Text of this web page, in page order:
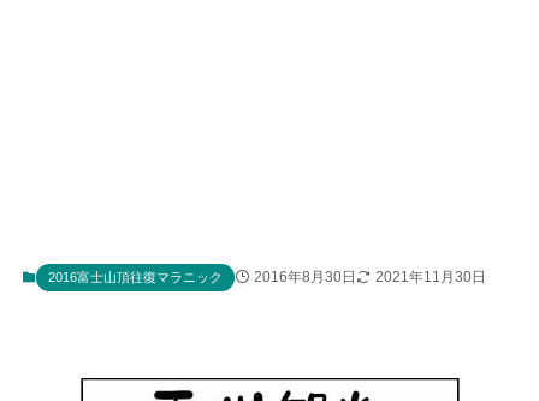
2016富士山頂往復マラニック 2016年8月30日 2021年11月30日